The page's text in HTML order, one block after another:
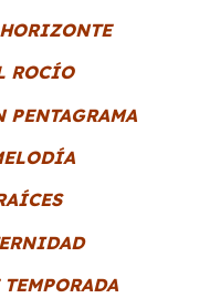
ROCÍO
PENTAGRAMA